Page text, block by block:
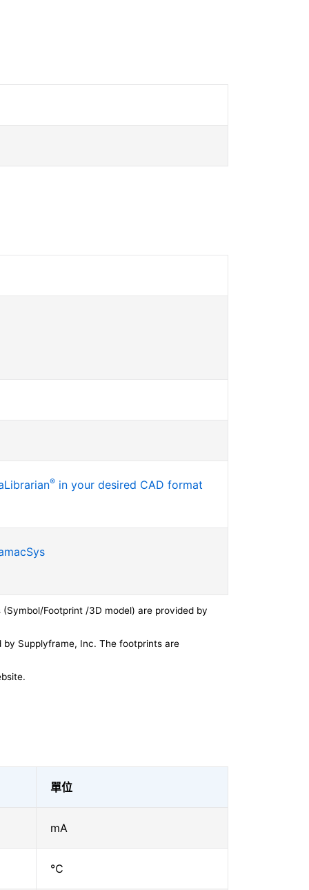
® in your desired CAD format
Footprint /3D model) are provided by
by Supplyframe, Inc. The footprints are
單位
mA
℃